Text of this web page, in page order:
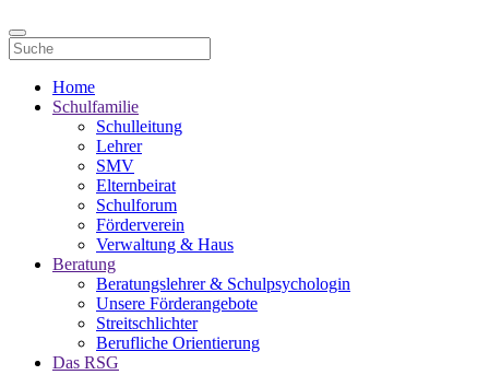
Home
Schulfamilie
Schulleitung
Lehrer
SMV
Elternbeirat
Schulforum
Förderverein
Verwaltung & Haus
Beratung
Beratungslehrer & Schulpsychologin
Unsere Förderangebote
Streitschlichter
Berufliche Orientierung
Das RSG